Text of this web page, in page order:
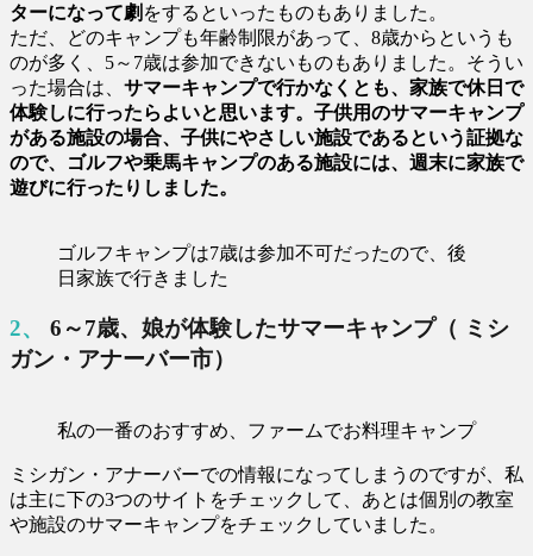
ターになって劇 をするといったものもありました。
ただ、どのキャンプも年齢制限があって、8歳からというも
のが多く、5～7歳は参加できないものもありました。そうい
った場合は、 サマーキャンプで行かなくとも、家族で休日で
体験しに行ったらよいと思います。子供用のサマーキャンプ
がある施設の場合、子供にやさしい施設であるという証拠な
ので、ゴルフや乗馬キャンプのある施設には、週末に家族で
遊びに行ったりしました。
ゴルフキャンプは7歳は参加不可だったので、後
日家族で行きました
2、 6～7歳、娘が体験したサマーキャンプ（ ミシ
ガン・アナーバー市）
私の一番のおすすめ、ファームでお料理キャンプ
ミシガン・アナーバーでの情報になってしまうのですが、私
は主に下の3つのサイトをチェックして、あとは個別の教室
や施設のサマーキャンプをチェックしていました。